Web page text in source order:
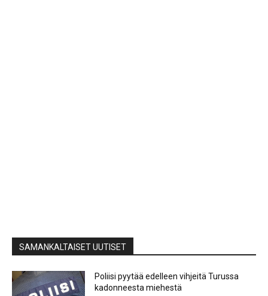
SAMANKALTAISET UUTISET
Poliisi pyytää edelleen vihjeitä Turussa
kadonneesta miehestä